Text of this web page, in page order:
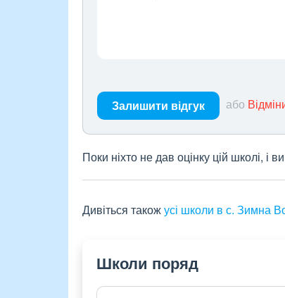
Залишити відгук або
Поки ніхто не дав оцінку цій школі,
Дивіться такожусі школи в с. Зимна
Школи поряд